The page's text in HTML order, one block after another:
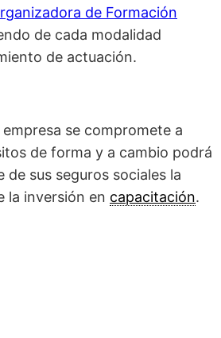
de Formación
de cada modalidad
de actuación.
se compromete a
de forma y a cambio podrá
sus seguros sociales la
la inversión en capacitación.